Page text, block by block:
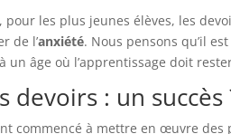
les plus jeunes élèves, les
de l’anxiété. Nous pensons qu’il
un âge où l’apprentissage doit
devoirs : un succès
commencé à mettre en œuvre des